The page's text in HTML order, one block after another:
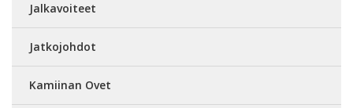
Jalkavoiteet
Jatkojohdot
Kamiinan Ovet